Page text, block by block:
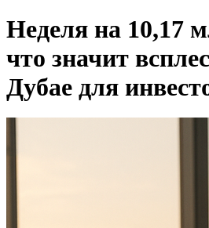
Неделя на 10,17
что значит
Дубае для